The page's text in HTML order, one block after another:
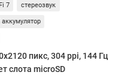
7 стереозвук
пикс, 304 ppi, 144 Гц
слота microSD